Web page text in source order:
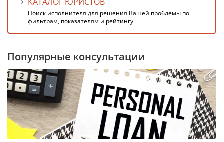
Поиск исполнителя для решения Вашей проблемы по
фильтрам, показателям и рейтингу
Популярные консультации